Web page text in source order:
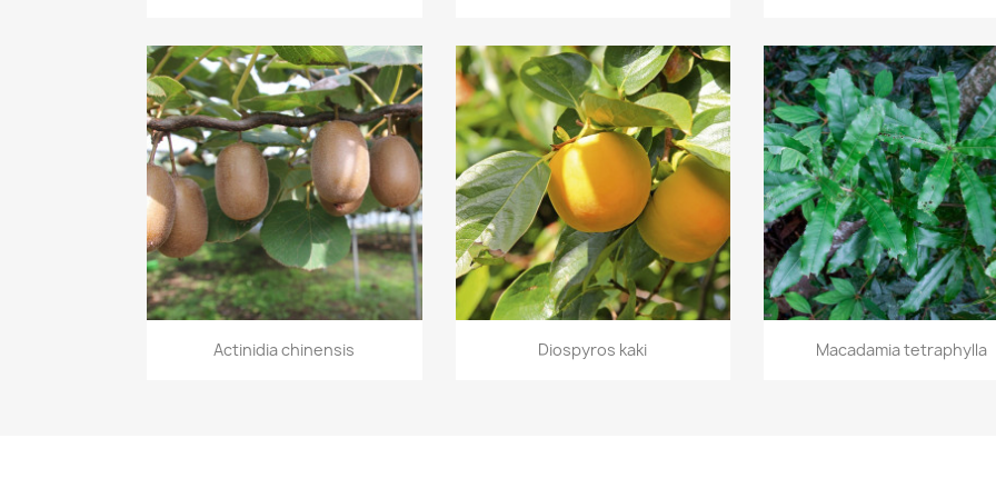
Vorschau
Actinidia chinensis Vorschau
Diospyros kaki Vorschau
Macadamia tetraphylla